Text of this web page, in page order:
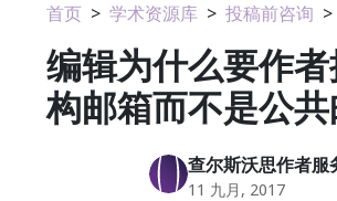
首页 > 学术资源库 > 投稿前咨询 >
编辑为什么要作
构邮箱而不是公
查尔斯沃思作者服
11 九月, 2017